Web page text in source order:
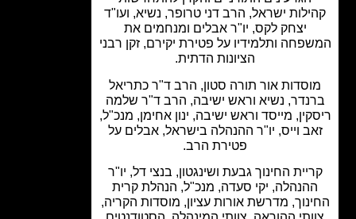
ישראל, הרב דני טרופר, נשיא, ועו"ד
יצחק לקס, יו"ר אבלים ומנחמים את
ותלמידיו על פטירת יקירם, זקן רבני
הציונות הדתית.
אור תורה סטון, הרב ד"ר כתריאל
נשיא וראש ישיבה, הרב ד"ר שלמה
מייסד וראש ישיבה, ינון אחימן, מנכ"ל,
וייס, יו"ר ההנהלה בישראל, אבלים על
פטירת הרב.
החינוך גבעת ושינגטון, בנצי דל, יו"ר
יקי סעדה, מנכ"ל, הנהלת קרית
מדרשת אורות עציון, מוסדות הקריה,